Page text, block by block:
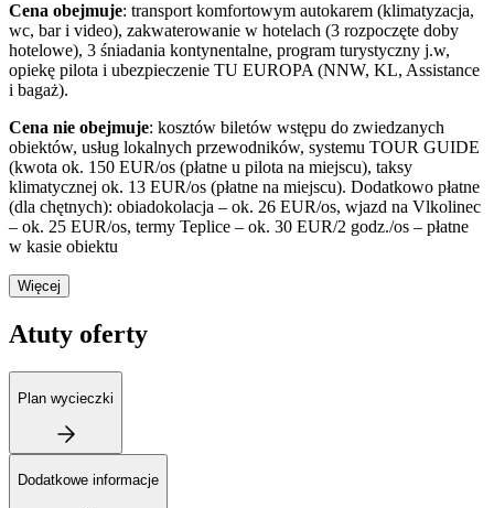
Cena obejmuje: transport komfortowym autokarem (klimatyzacja,
wc, bar i video), zakwaterowanie w hotelach (3 rozpoczęte doby
hotelowe), 3 śniadania kontynentalne, program turystyczny j.w,
opiekę pilota i ubezpieczenie TU EUROPA (NNW, KL, Assistance
i bagaż).
Cena nie obejmuje: kosztów biletów wstępu do zwiedzanych
obiektów, usług lokalnych przewodników, systemu TOUR GUIDE
(kwota ok. 150 EUR/os (płatne u pilota na miejscu), taksy
klimatycznej ok. 13 EUR/os (płatne na miejscu). Dodatkowo płatne
(dla chętnych): obiadokolacja – ok. 26 EUR/os, wjazd na Vlkolinec
– ok. 25 EUR/os, termy Teplice – ok. 30 EUR/2 godz./os – płatne
w kasie obiektu
Więcej
Atuty oferty
Plan wycieczki
Dodatkowe informacje